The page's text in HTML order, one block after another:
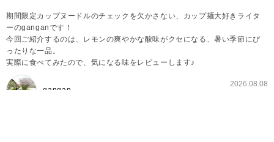
期間限定カップヌードルのチェックを欠かさない、カップ麺大好きライタ
ーのganganです！
今回ご紹介するのは、レモンの爽やかな酸味がクセになる、暑い季節にぴ
ったりな一品。
実際に食べてみたので、気になる味をレビューします♪
gangan
2026.08.08